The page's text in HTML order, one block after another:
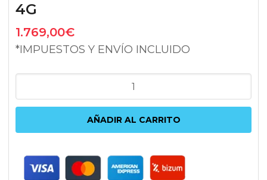
4G
1.769,00€
*IMPUESTOS Y ENVÍO INCLUIDO
DESCATALIZADA
AUDI
AÑADIR AL CARRITO